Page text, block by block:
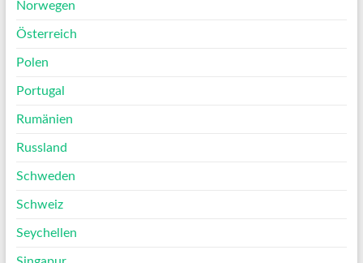
Norwegen
Österreich
Polen
Portugal
Rumänien
Russland
Schweden
Schweiz
Seychellen